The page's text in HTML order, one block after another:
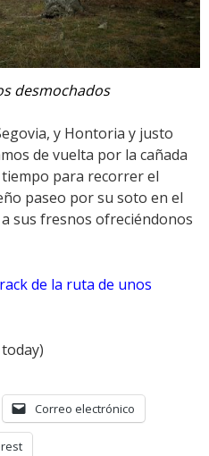
desmochados
y Hontoria y justo
de vuelta por la cañada
para recorrer el
paseo por su soto en el
sus fresnos ofreciéndonos
de la ruta de unos
Correo electrónico